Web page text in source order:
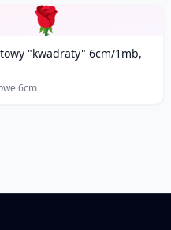
🌹
"kwadraty" 6cm/1mb,
6cm